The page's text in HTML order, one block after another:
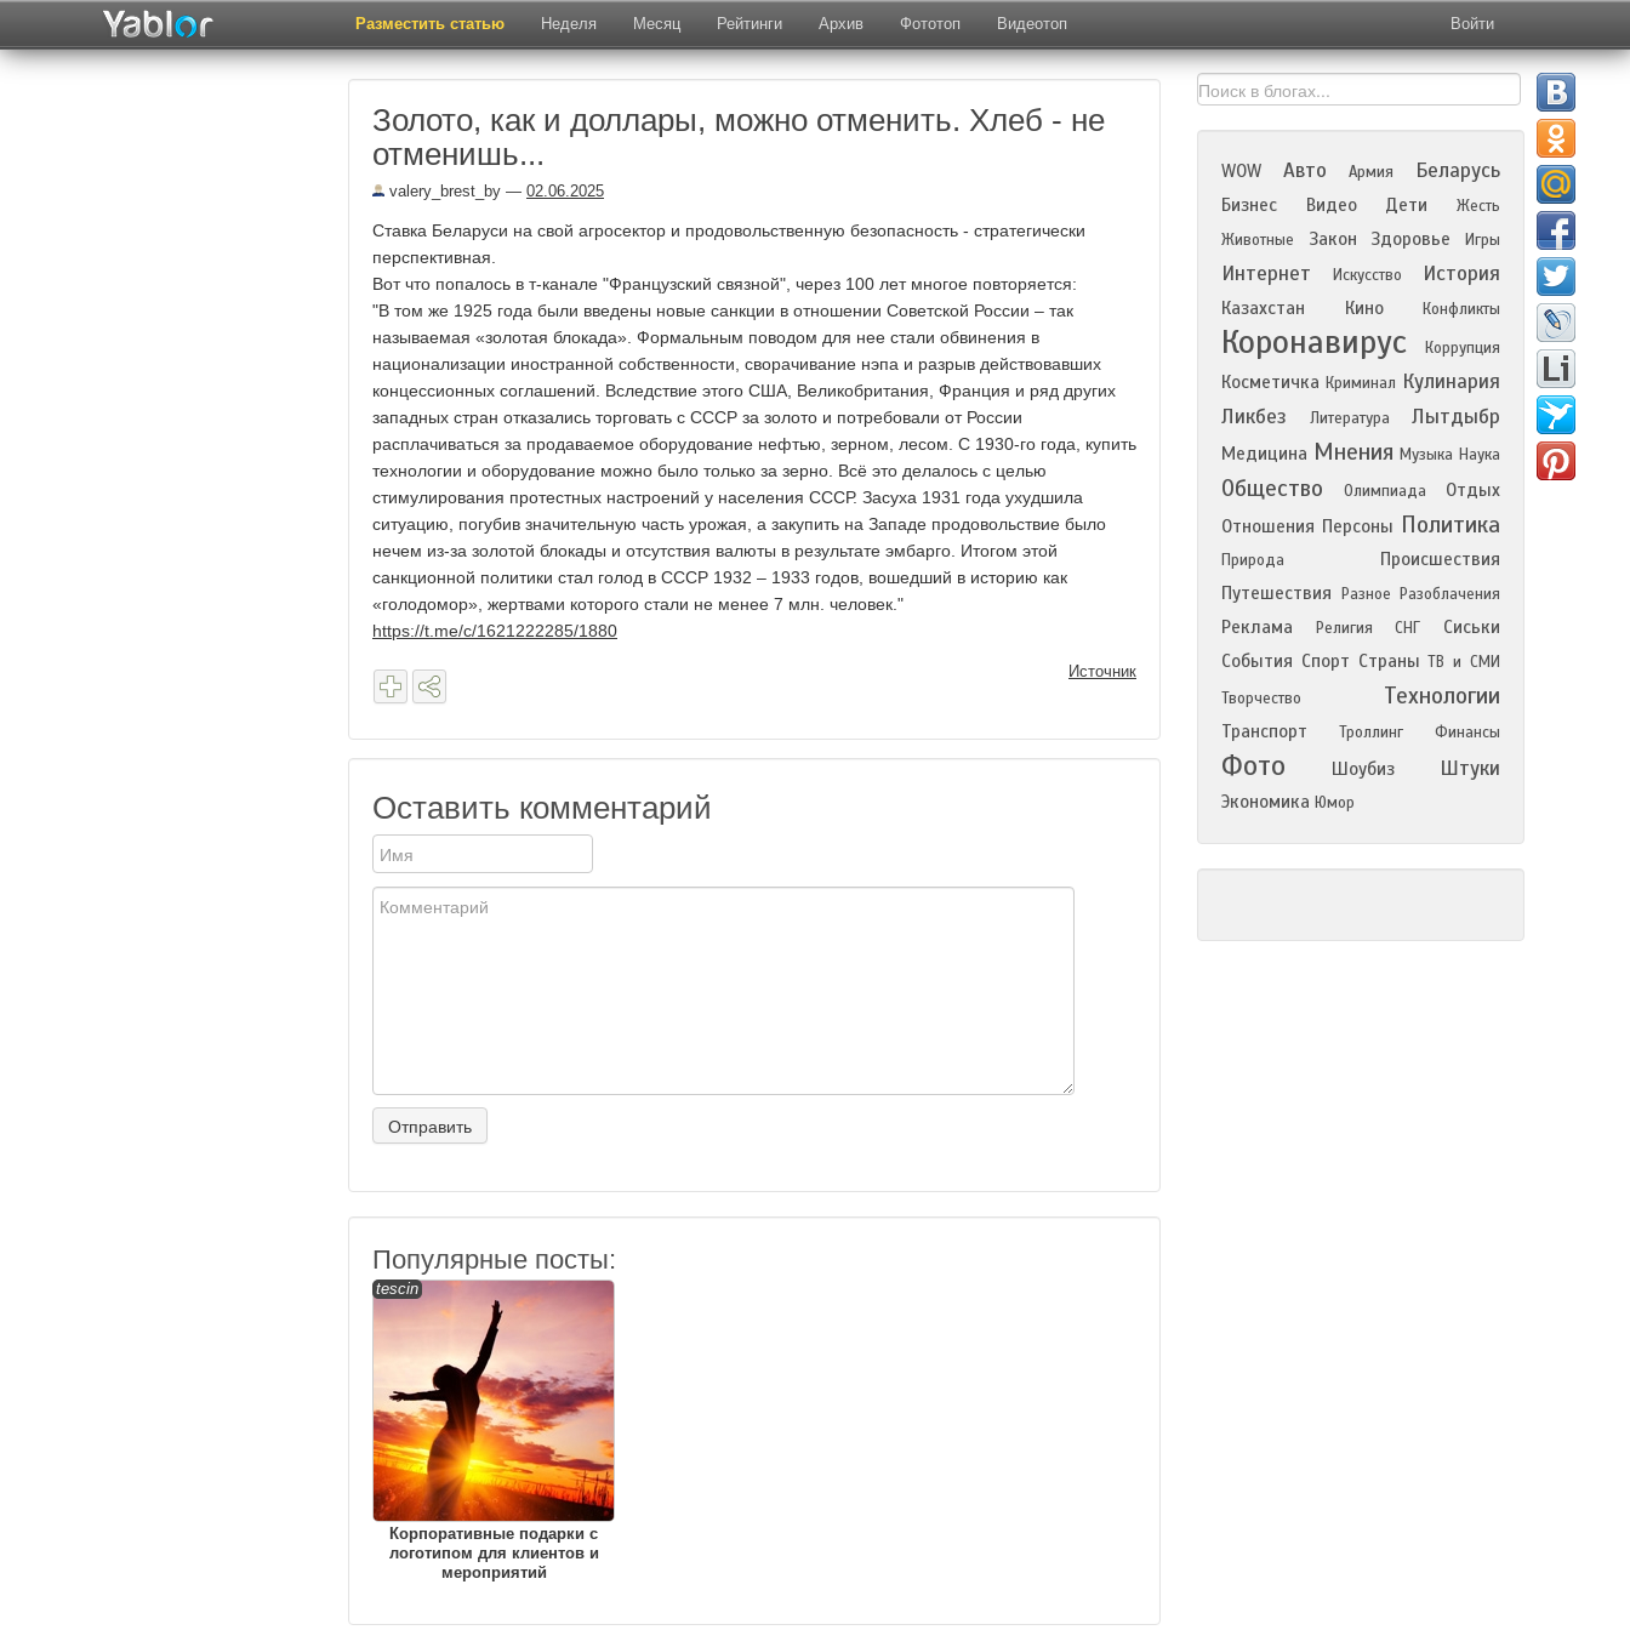
Разместить статью Неделя Месяц Рейтинги Архив Фототоп Видеотоп Войти
Золото, как и доллары, можно отменить. Хлеб - не
отменишь...
valery_brest_by — 02.06.2025
Ставка Беларуси на свой агросектор и продовольственную безопасность - стратегически
перспективная.
Вот что попалось в т-канале "Французский связной", через 100 лет многое повторяется:
"В том же 1925 года были введены новые санкции в отношении Советской России – так
называемая «золотая блокада». Формальным поводом для нее стали обвинения в
национализации иностранной собственности, сворачивание нэпа и разрыв действовавших
концессионных соглашений. Вследствие этого США, Великобритания, Франция и ряд других
западных стран отказались торговать с СССР за золото и потребовали от России
расплачиваться за продаваемое оборудование нефтью, зерном, лесом. С 1930-го года, купить
технологии и оборудование можно было только за зерно. Всё это делалось с целью
стимулирования протестных настроений у населения СССР. Засуха 1931 года ухудшила
ситуацию, погубив значительную часть урожая, а закупить на Западе продовольствие было
нечем из-за золотой блокады и отсутствия валюты в результате эмбарго. Итогом этой
санкционной политики стал голод в СССР 1932 ‒ 1933 годов, вошедший в историю как
«голодомор», жертвами которого стали не менее 7 млн. человек."
https://t.me/c/1621222285/1880
Источник
Оставить комментарий
Популярные посты:
tescin
Корпоративные подарки с
логотипом для клиентов и
мероприятий
WOW Авто Армия Беларусь
Бизнес Видео Дети
Жесть
Животные
Закон Здоровье Игры
Интернет Искусство История
Казахстан Кино Конфликты
Коронавирус Коррупция
Косметичка Криминал Кулинария
Ликбез
Литература Лытдыбр
Медицина Мнения Музыка Наука
Общество Олимпиада
Отдых
Отношения Персоны Политика
Природа
Происшествия
Путешествия
Разное Разоблачения
Реклама Религия СНГ
Сиськи
События Спорт Страны ТВ и СМИ
Творчество
Технологии
Транспорт Троллинг Финансы
Фото Шоубиз Штуки
Экономика Юмор